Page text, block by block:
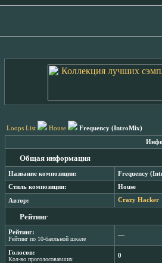
Loops List House Frequency (IntroMix)
Общая информация
Название композиции: Frequency
Стиль композиции: House
Автор: Crazy Hacker
Рейтинг
Рейтинг:
Рейтинг по 10-балльной шкале
―
Голосов:
Кол-во проголосовавших
0